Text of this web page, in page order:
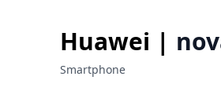
Huawei |
Smartphone